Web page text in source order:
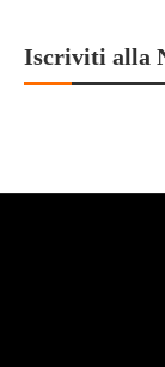
Iscriviti alla